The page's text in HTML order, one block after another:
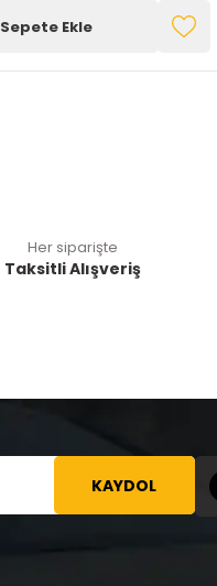
Sepete Ekle
Her siparişte
Taksitli Alışveriş
KAYDOL